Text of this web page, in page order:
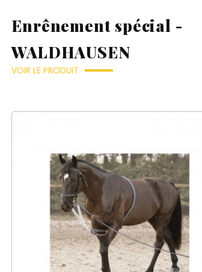
Enrênement spécial -
WALDHAUSEN
VOIR LE PRODUIT